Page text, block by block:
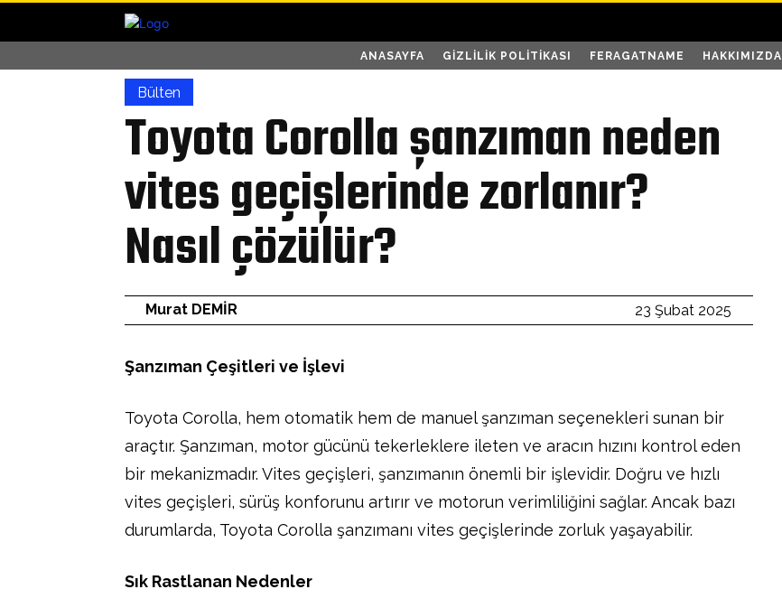
ANASAYFA GIZLILIK POLITIKASI FERAGATNAME HAKKIMIZDA
Bülten
Toyota Corolla şanzıman neden
vites geçişlerinde zorlanır?
Nasıl çözülür?
23 Şubat 2025
Murat DEMİR
Şanzıman Çeşitleri ve İşlevi
Toyota Corolla, hem otomatik hem de manuel şanzıman seçenekleri sunan bir
araçtır. Şanzıman, motor gücünü tekerleklere ileten ve aracın hızını kontrol eden
bir mekanizmadır. Vites geçişleri, şanzımanın önemli bir işlevidir. Doğru ve hızlı
vites geçişleri, sürüş konforunu artırır ve motorun verimliliğini sağlar. Ancak bazı
durumlarda, Toyota Corolla şanzımanı vites geçişlerinde zorluk yaşayabilir.
Sık Rastlanan Nedenler